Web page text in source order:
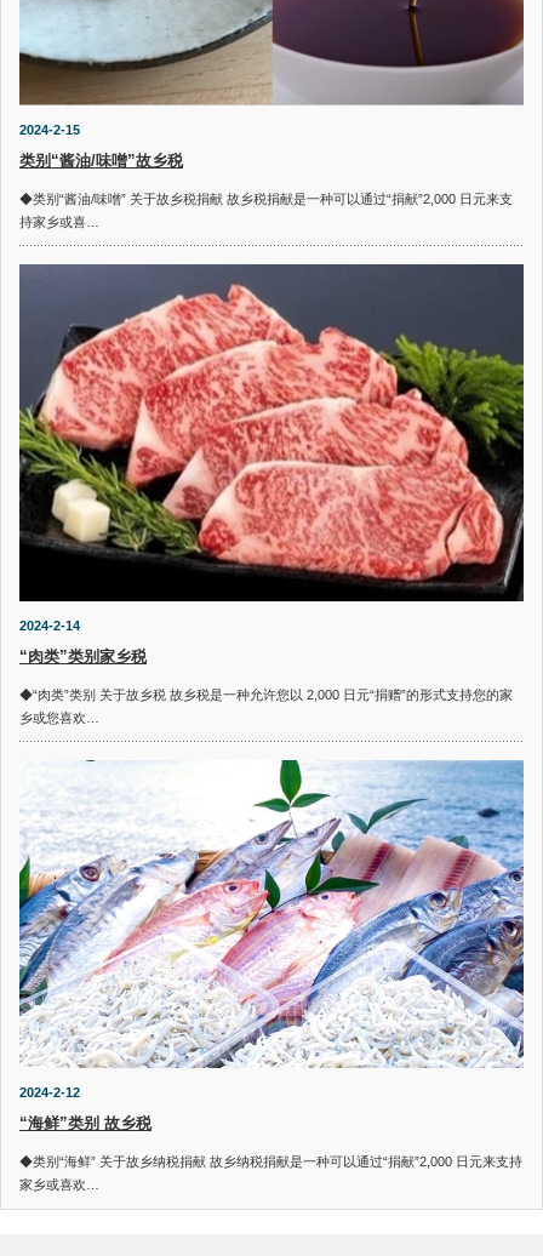
2024-2-15
类别“酱油/味噌”故乡税
◆类别“酱油/味噌” 关于故乡税捐献 故乡税捐献是一种可以通过“捐献”2,000 日元来支
持家乡或喜…
2024-2-14
“肉类”类别家乡税
◆“肉类”类别 关于故乡税 故乡税是一种允许您以 2,000 日元“捐赠”的形式支持您的家
乡或您喜欢…
2024-2-12
“海鲜”类别 故乡税
◆类别“海鲜” 关于故乡纳税捐献 故乡纳税捐献是一种可以通过“捐献”2,000 日元来支持
家乡或喜欢…